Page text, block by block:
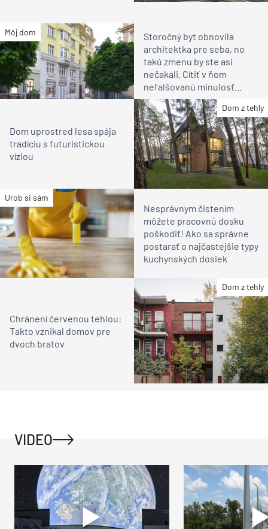
Môj dom
Storočný byt obnovila
architektka pre seba, no
takú zmenu by ste asi
nečakali. Cítiť v ňom
nefalšovanú minulosť
Bratislavy
Dom z tehly
Dom uprostred lesa spája
tradíciu s futuristickou
víziou
Urob si sám
Nesprávnym čistením
môžete pracovnú dosku
poškodiť! Ako sa správne
postarať o najčastejšie typy
kuchynských dosiek
Dom z tehly
Chránení červenou tehlou:
Takto vznikal domov pre
dvoch bratov
VIDEO